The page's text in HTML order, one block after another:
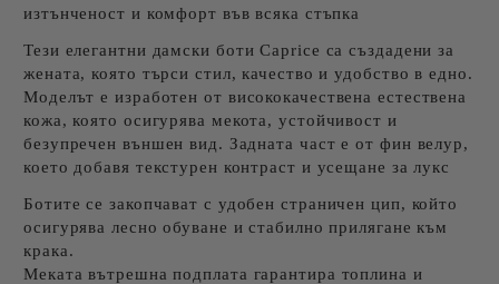
изтънченост и комфорт във всяка стъпка
Тези елегантни дамски боти Caprice са създадени за
жената, която търси стил, качество и удобство в едно.
Моделът е изработен от висококачествена естествена
кожа, която осигурява мекота, устойчивост и
безупречен външен вид. Задната част е от фин велур,
което добавя текстурен контраст и усещане за лукс
Ботите се закопчават с удобен страничен цип, който
осигурява лесно обуване и стабилно прилягане към
крака.
Меката вътрешна подплата гарантира топлина и